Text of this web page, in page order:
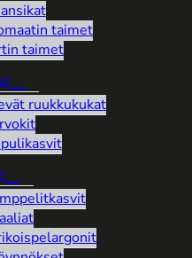
taimet
taimet
ruukkukukat